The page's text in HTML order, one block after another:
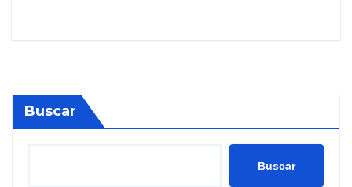
Buscar
Buscar